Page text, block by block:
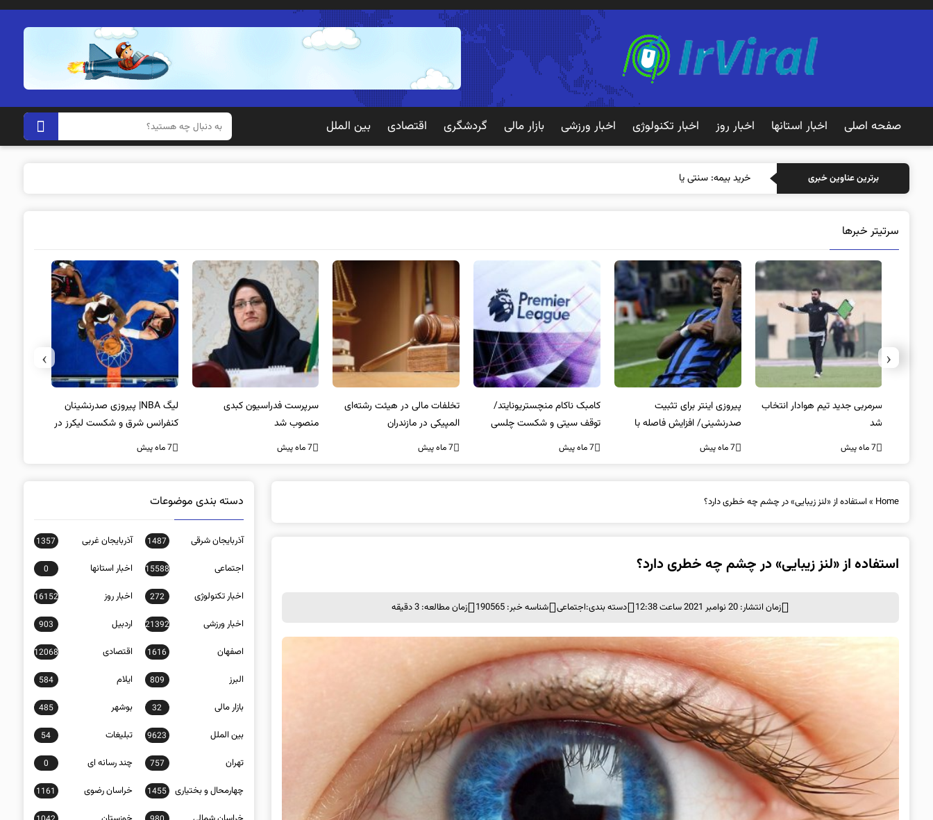
صفحه اصلی اخبار استانها اخبار روز اخبار تکنولوژی اخبار ورزشی بازار مالی گردشگری اقتصادی بین الملل
برترین عناوین خبری خرید بیمه: سنتی یا آنلاین؟ کدامیک تجربه
سرتیتر خبرها
سرمربی جدید تیم هوادار انتخاب
شد
7 ماه پیش
پیروزی اینتر برای تثبیت
صدرنشینی/ افزایش فاصله با
ناپولی
7 ماه پیش
کامبک ناکام منچستریونایتد/
توقف سیتی و شکست چلسی
7 ماه پیش
تخلفات مالی در هیئت رشته‌ای
المپیکی در مازندران
7 ماه پیش
سرپرست فدراسیون کبدی
منصوب شد
7 ماه پیش
لیگ NBA| پیروزی صدرنشینان
کنفرانس شرق و شکست لیکرز در
غیاب جیمز
7 ماه پیش
‹
›
Home
» استفاده از «لنز زیبایی» در چشم چه خطری دارد؟
استفاده از «لنز زیبایی» در چشم چه خطری دارد؟
زمان انتشار: 20 نوامبر 2021 ساعت 12:38 دسته بندی:اجتماعی شناسه خبر: 190565 زمان مطالعه: 3 دقیقه
دسته بندی موضوعات
آذربایجان شرقی 1487 آذربایجان غربی 1357
اجتماعی 15588 اخبار استانها 0
اخبار تکنولوژی 272 اخبار روز 16152
اخبار ورزشی 21392 اردبیل 903
اصفهان 1616 اقتصادی 12068
البرز 809 ایلام 584
بازار مالی 32 بوشهر 485
بین الملل 9623 تبلیغات 54
تهران 757 چند رسانه ای 0
چهارمحال و بختیاری 1455 خراسان رضوی 1161